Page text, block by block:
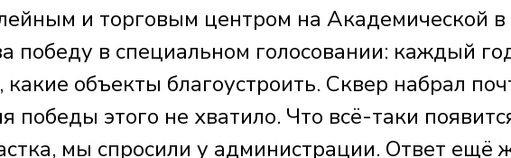
и торговым центром на Академической в
победу в специальном голосовании: каждый
объекты благоустроить. Сквер набрал
победы этого не хватило. Что всё-таки
мы спросили у администрации. Ответ ещё